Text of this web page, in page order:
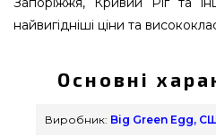
найвигідніші ціни та
Основні
Виробник: Big Green Egg,